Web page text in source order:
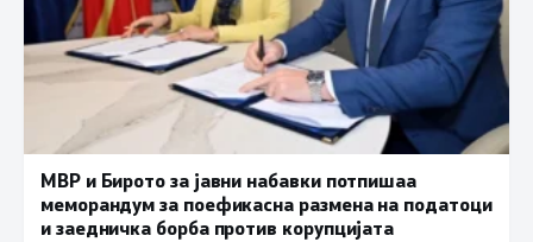
МВР и Бирото за јавни набавки потпишаа
меморандум за поефикасна размена на податоци
и заедничка борба против корупцијата